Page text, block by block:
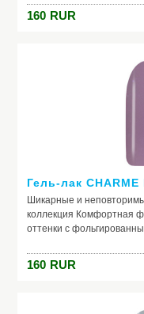
160 RUR
Гель-лак
Шикарные и
коллекция Комфортная
оттенки с
160 RUR